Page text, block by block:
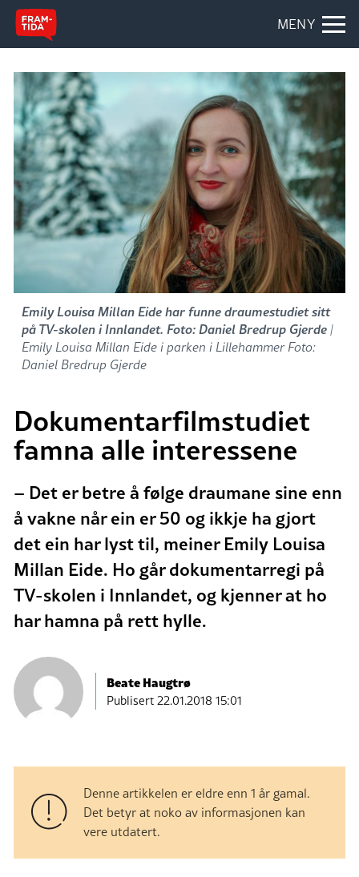
MENY
Emily Louisa Millan Eide har funne draumestudiet sitt
på TV-skolen i Innlandet. Foto: Daniel Bredrup Gjerde|
Emily Louisa Millan Eide i parken i Lillehammer Foto:
Daniel Bredrup Gjerde
Dokumentarfilmstudiet
famna alle interessene
– Det er betre å følge draumane sine enn
å vakne når ein er 50 og ikkje ha gjort
det ein har lyst til, meiner Emily Louisa
Millan Eide. Ho går dokumentarregi på
TV-skolen i Innlandet, og kjenner at ho
har hamna på rett hylle.
Beate Haugtrø
Publisert22.01.2018 15:01
Denne artikkelen er eldre enn 1 år gamal.
Det betyr at noko av informasjonen kan
vere utdatert.